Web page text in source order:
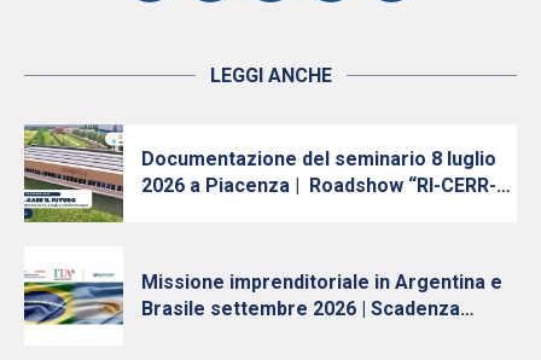
LEGGI ANCHE
Documentazione del seminario 8 luglio
2026 a Piacenza | Roadshow “RI-CERR-
Missione imprenditoriale in Argentina e
Brasile settembre 2026 | Scadenza